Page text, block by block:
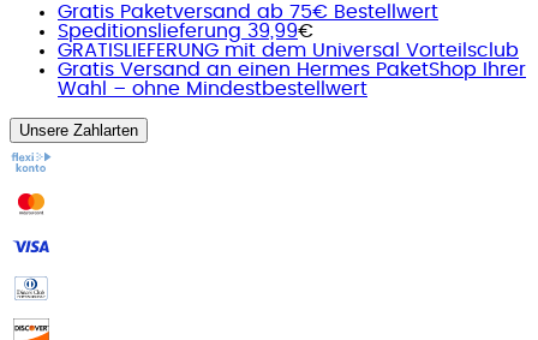
Gratis Paketversand ab 75€ Bestellwert
Speditionslieferung 39,99€
GRATISLIEFERUNG mit dem Universal Vorteilsclub
Gratis Versand an einen Hermes PaketShop Ihrer
Wahl – ohne Mindestbestellwert
Unsere Zahlarten